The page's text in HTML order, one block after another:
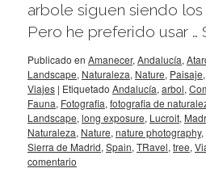
arbole siguen siendo los
Pero he preferido usar …
Publicado en Amanecer, Andalucía,
Landscape, Naturaleza, Nature, Paisaje,
Viajes | Etiquetado Andalucía, arbol,
Fauna, Fotografia, fotografia de
Landscape, long exposure, Lucroit,
Naturaleza, Nature, nature photography,
Sierra de Madrid, Spain, TRavel, tree,
comentario